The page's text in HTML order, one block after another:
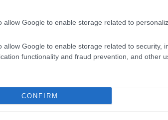
allow Google to enable storage related to
allow Google to enable storage related to security,
functionality and fraud prevention, and other
CONFIRM
Invia un Comunicato Stampa|Pubblicità